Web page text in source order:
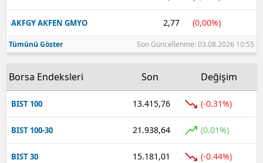
Batman
Şırnak
Ardahan
Iğdır
Yalova
AKFGY AKFEN GMYO 2,77 (0,00%)
Tümünü Göster Son Güncellenme: 03.08.2026 10:55
Borsa Endeksleri Son Değişim
BIST 100 13.415,76 (-0.31%)
BIST 100-30 21.938,64 (0.01%)
BIST 30 15.181,01 (-0.44%)